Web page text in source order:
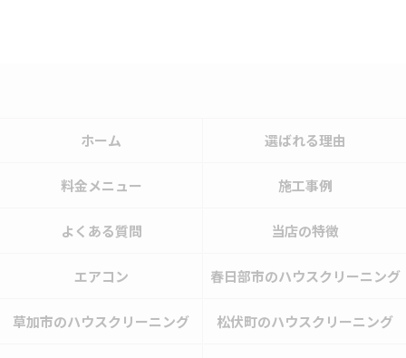
ホーム 選ばれる理由
料金メニュー 施工事例
よくある質問 当店の特徴
エアコン 春日部市のハウスクリーニング
草加市のハウスクリーニング 松伏町のハウスクリーニング